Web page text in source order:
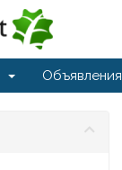
Объявления